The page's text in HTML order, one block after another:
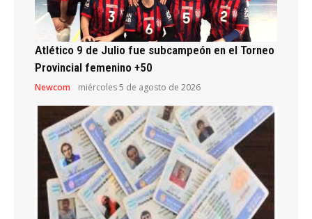
Atlético 9 de Julio fue subcampeón en el Torneo
Provincial femenino +50
Newcom miércoles 5 de agosto de 2026